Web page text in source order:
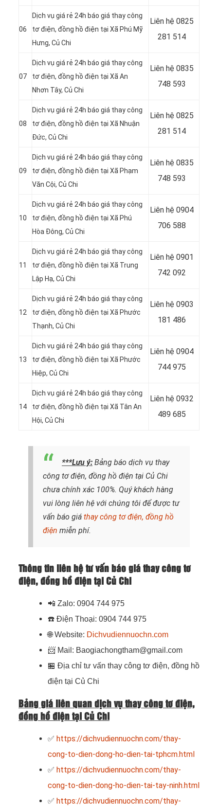
06
Dịch vụ giá rẻ 24h báo giá thay công
tơ điện, đồng hồ điện tại Xã Phú Mỹ
Hưng, Củ Chi
Liên hệ 0825
281 514
07
Dịch vụ giá rẻ 24h báo giá thay công
tơ điện, đồng hồ điện tại Xã An
Nhơn Tây, Củ Chi
Liên hệ 0835
748 593
08
Dịch vụ giá rẻ 24h báo giá thay công
tơ điện, đồng hồ điện tại Xã Nhuận
Đức, Củ Chi
Liên hệ 0825
281 514
09
Dịch vụ giá rẻ 24h báo giá thay công
tơ điện, đồng hồ điện tại Xã Phạm
Văn Cội, Củ Chi
Liên hệ 0835
748 593
10
Dịch vụ giá rẻ 24h báo giá thay công
tơ điện, đồng hồ điện tại Xã Phú
Hòa Đông, Củ Chi
Liên hệ 0904
706 588
11
Dịch vụ giá rẻ 24h báo giá thay công
tơ điện, đồng hồ điện tại Xã Trung
Lập Hạ, Củ Chi
Liên hệ 0901
742 092
12
Dịch vụ giá rẻ 24h báo giá thay công
tơ điện, đồng hồ điện tại Xã Phước
Thạnh, Củ Chi
Liên hệ 0903
181 486
13
Dịch vụ giá rẻ 24h báo giá thay công
tơ điện, đồng hồ điện tại Xã Phước
Hiệp, Củ Chi
Liên hệ 0904
744 975
14
Dịch vụ giá rẻ 24h báo giá thay công
tơ điện, đồng hồ điện tại Xã Tân An
Hội, Củ Chi
Liên hệ 0932
489 685
***Lưu ý: Bảng báo dịch vụ thay
công tơ điện, đồng hồ điện tại Củ Chi
chưa chính xác 100%. Quý khách hàng
vui lòng liên hệ với chúng tôi để được tư
vấn báo giá thay công tơ điện, đồng hồ
điện miễn phí.
Thông tin liên hệ tư vấn báo giá thay công tơ
điện, đồng hồ điện tại Củ Chi
📲 Zalo: 0904 744 975
☎️ Điện Thoại: 0904 744 975
🌐Website: Dichvudiennuochn.com
📨 Mail: Baogiachongtham@gmail.com
🏪 Địa chỉ tư vấn thay công tơ điện, đồng hồ
điện tại Củ Chi
Bảng giá liên quan dịch vụ thay công tơ điện,
đồng hồ điện tại Củ Chi
✅ https://dichvudiennuochn.com/thay-
cong-to-dien-dong-ho-dien-tai-tphcm.html
✅ https://dichvudiennuochn.com/thay-
cong-to-dien-dong-ho-dien-tai-tay-ninh.html
✅ https://dichvudiennuochn.com/thay-